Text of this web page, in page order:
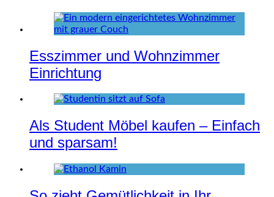
Esszimmer und Wohnzimmer
Einrichtung
Als Student Möbel kaufen – Einfach
und sparsam!